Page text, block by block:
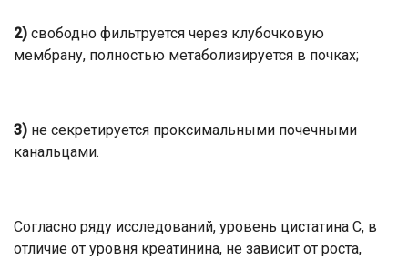
2) свободно фильтруется через клубочковую
мембрану, полностью метаболизируется в почках;
3) не секретируется проксимальными почечными
канальцами.
Согласно ряду исследований, уровень цистатина С, в
отличие от уровня креатинина, не зависит от роста,